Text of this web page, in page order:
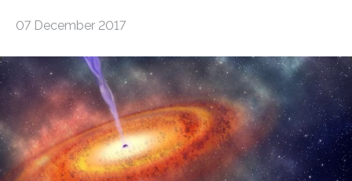
07 December 2017